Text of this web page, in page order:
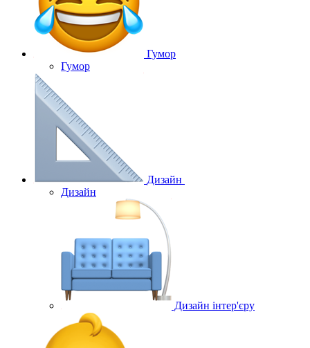
Гумор
Гумор
Дизайн
Дизайн
Дизайн інтер'єру